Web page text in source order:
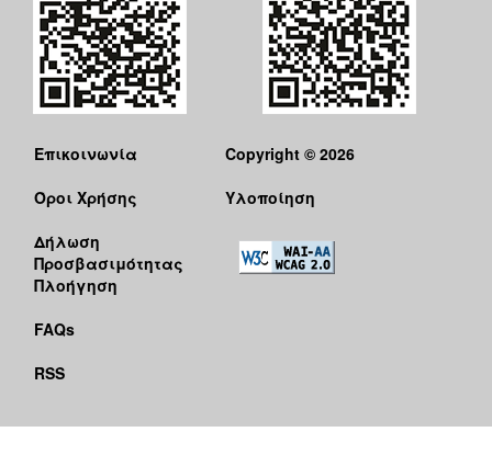
Επικοινωνία
Όροι Χρήσης
Δήλωση
Προσβασιμότητας
Πλοήγηση
FAQs
RSS
Copyright © 2026
Υλοποίηση